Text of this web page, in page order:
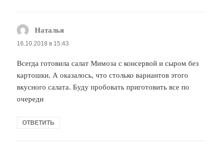
Наталья
16.10.2018 в 15:43
Всегда готовила салат Мимоза с консервой и сыром без
картошки. А оказалось, что столько вариантов этого
вкусного салата. Буду пробовать приготовить все по
очереди
ОТВЕТИТЬ